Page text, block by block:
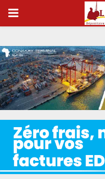
P
I
M
A
Y